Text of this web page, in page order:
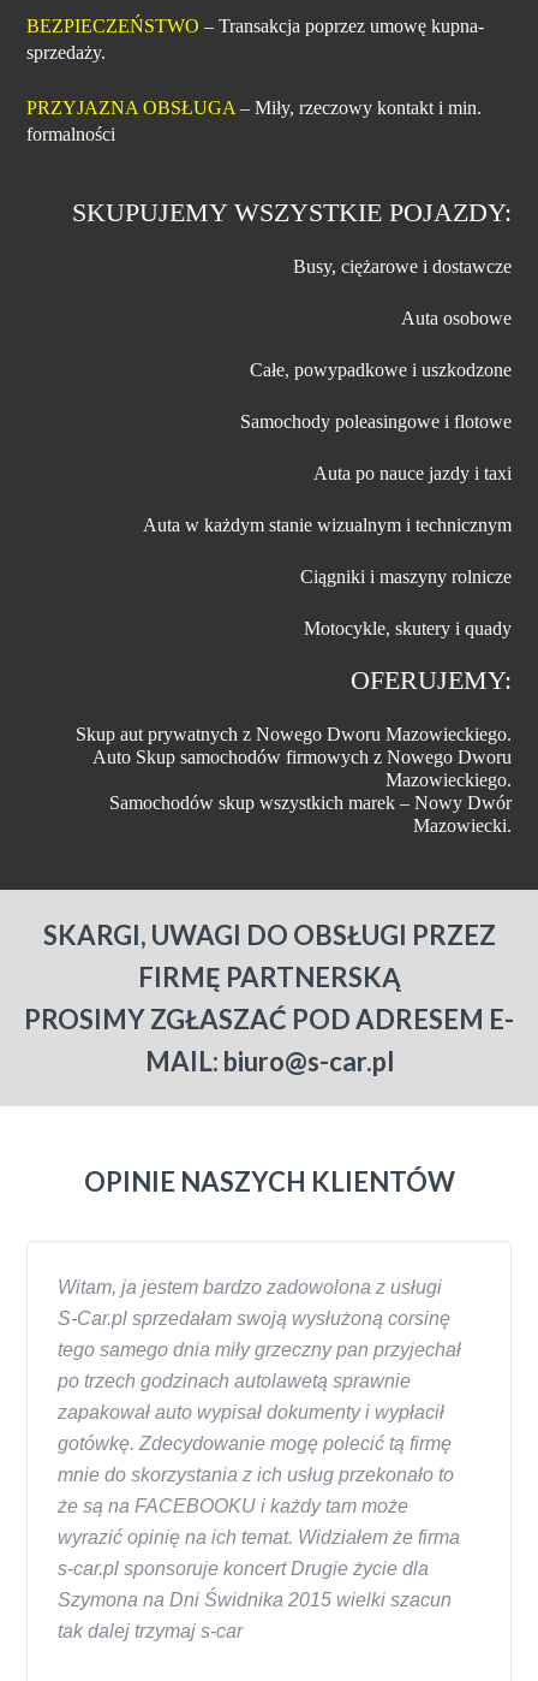
BEZPIECZEŃSTWO – Transakcja poprzez umowę kupna-
sprzedaży.
PRZYJAZNA OBSŁUGA – Miły, rzeczowy kontakt i min.
formalności
SKUPUJEMY WSZYSTKIE POJAZDY:
Busy, ciężarowe i dostawcze
Auta osobowe
Całe, powypadkowe i uszkodzone
Samochody poleasingowe i flotowe
Auta po nauce jazdy i taxi
Auta w każdym stanie wizualnym i technicznym
Ciągniki i maszyny rolnicze
Motocykle, skutery i quady
OFERUJEMY:
Skup aut prywatnych z Nowego Dworu Mazowieckiego.
Auto Skup samochodów firmowych z Nowego Dworu
Mazowieckiego.
Samochodów skup wszystkich marek – Nowy Dwór
Mazowiecki.
SKARGI, UWAGI DO OBSŁUGI PRZEZ
FIRMĘ PARTNERSKĄ
PROSIMY ZGŁASZAĆ POD ADRESEM E-
MAIL: biuro@s-car.pl
OPINIE NASZYCH KLIENTÓW
Witam, ja jestem bardzo zadowolona z usługi
S-Car.pl sprzedałam swoją wysłużoną corsinę
tego samego dnia miły grzeczny pan przyjechał
po trzech godzinach autolawetą sprawnie
zapakował auto wypisał dokumenty i wypłacił
gotówkę. Zdecydowanie mogę polecić tą firmę
mnie do skorzystania z ich usług przekonało to
że są na FACEBOOKU i każdy tam może
wyrazić opinię na ich temat. Widziałem że firma
s-car.pl sponsoruje koncert Drugie życie dla
Szymona na Dni Świdnika 2015 wielki szacun
tak dalej trzymaj s-car